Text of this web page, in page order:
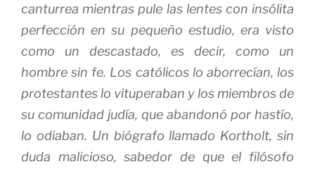
canturrea mientras pule las lentes con insólita
perfección en su pequeño estudio, era visto
como un descastado, es decir, como un
hombre sin fe. Los católicos lo aborrecían, los
protestantes lo vituperaban y los miembros de
su comunidad judía, que abandonó por hastío,
lo odiaban. Un biógrafo llamado Kortholt, sin
duda malicioso, sabedor de que el filósofo